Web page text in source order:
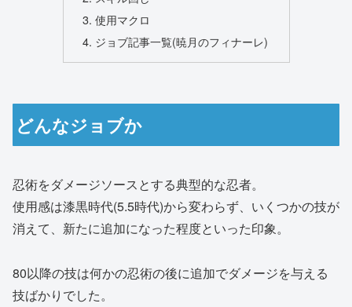
使用マクロ
ジョブ記事一覧(暁月のフィナーレ)
どんなジョブか
忍術をダメージソースとする典型的な忍者。
使用感は漆黒時代(5.5時代)から変わらず、いくつかの技が
消えて、新たに追加になった程度といった印象。
80以降の技は何かの忍術の後に追加でダメージを与える
技ばかりでした。